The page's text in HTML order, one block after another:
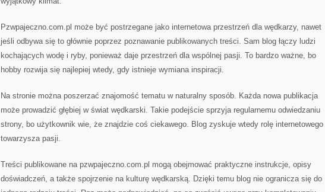
Pzwpajeczno.com.pl może być postrzegane jako internetowa przestrzeń dla wędkarzy, nawet
jeśli odbywa się to głównie poprzez poznawanie publikowanych treści. Sam blog łączy ludzi
kochających wodę i ryby, ponieważ daje przestrzeń dla wspólnej pasji. To bardzo ważne, bo
hobby rozwija się najlepiej wtedy, gdy istnieje wymiana inspiracji.
Na stronie można poszerzać znajomość tematu w naturalny sposób. Każda nowa publikacja
może prowadzić głębiej w świat wędkarski. Takie podejście sprzyja regularnemu odwiedzaniu
strony, bo użytkownik wie, że znajdzie coś ciekawego. Blog zyskuje wtedy rolę internetowego
towarzysza pasji.
Treści publikowane na pzwpajeczno.com.pl mogą obejmować praktyczne instrukcje, opisy
doświadczeń, a także spojrzenie na kulturę wędkarską. Dzięki temu blog nie ogranicza się do